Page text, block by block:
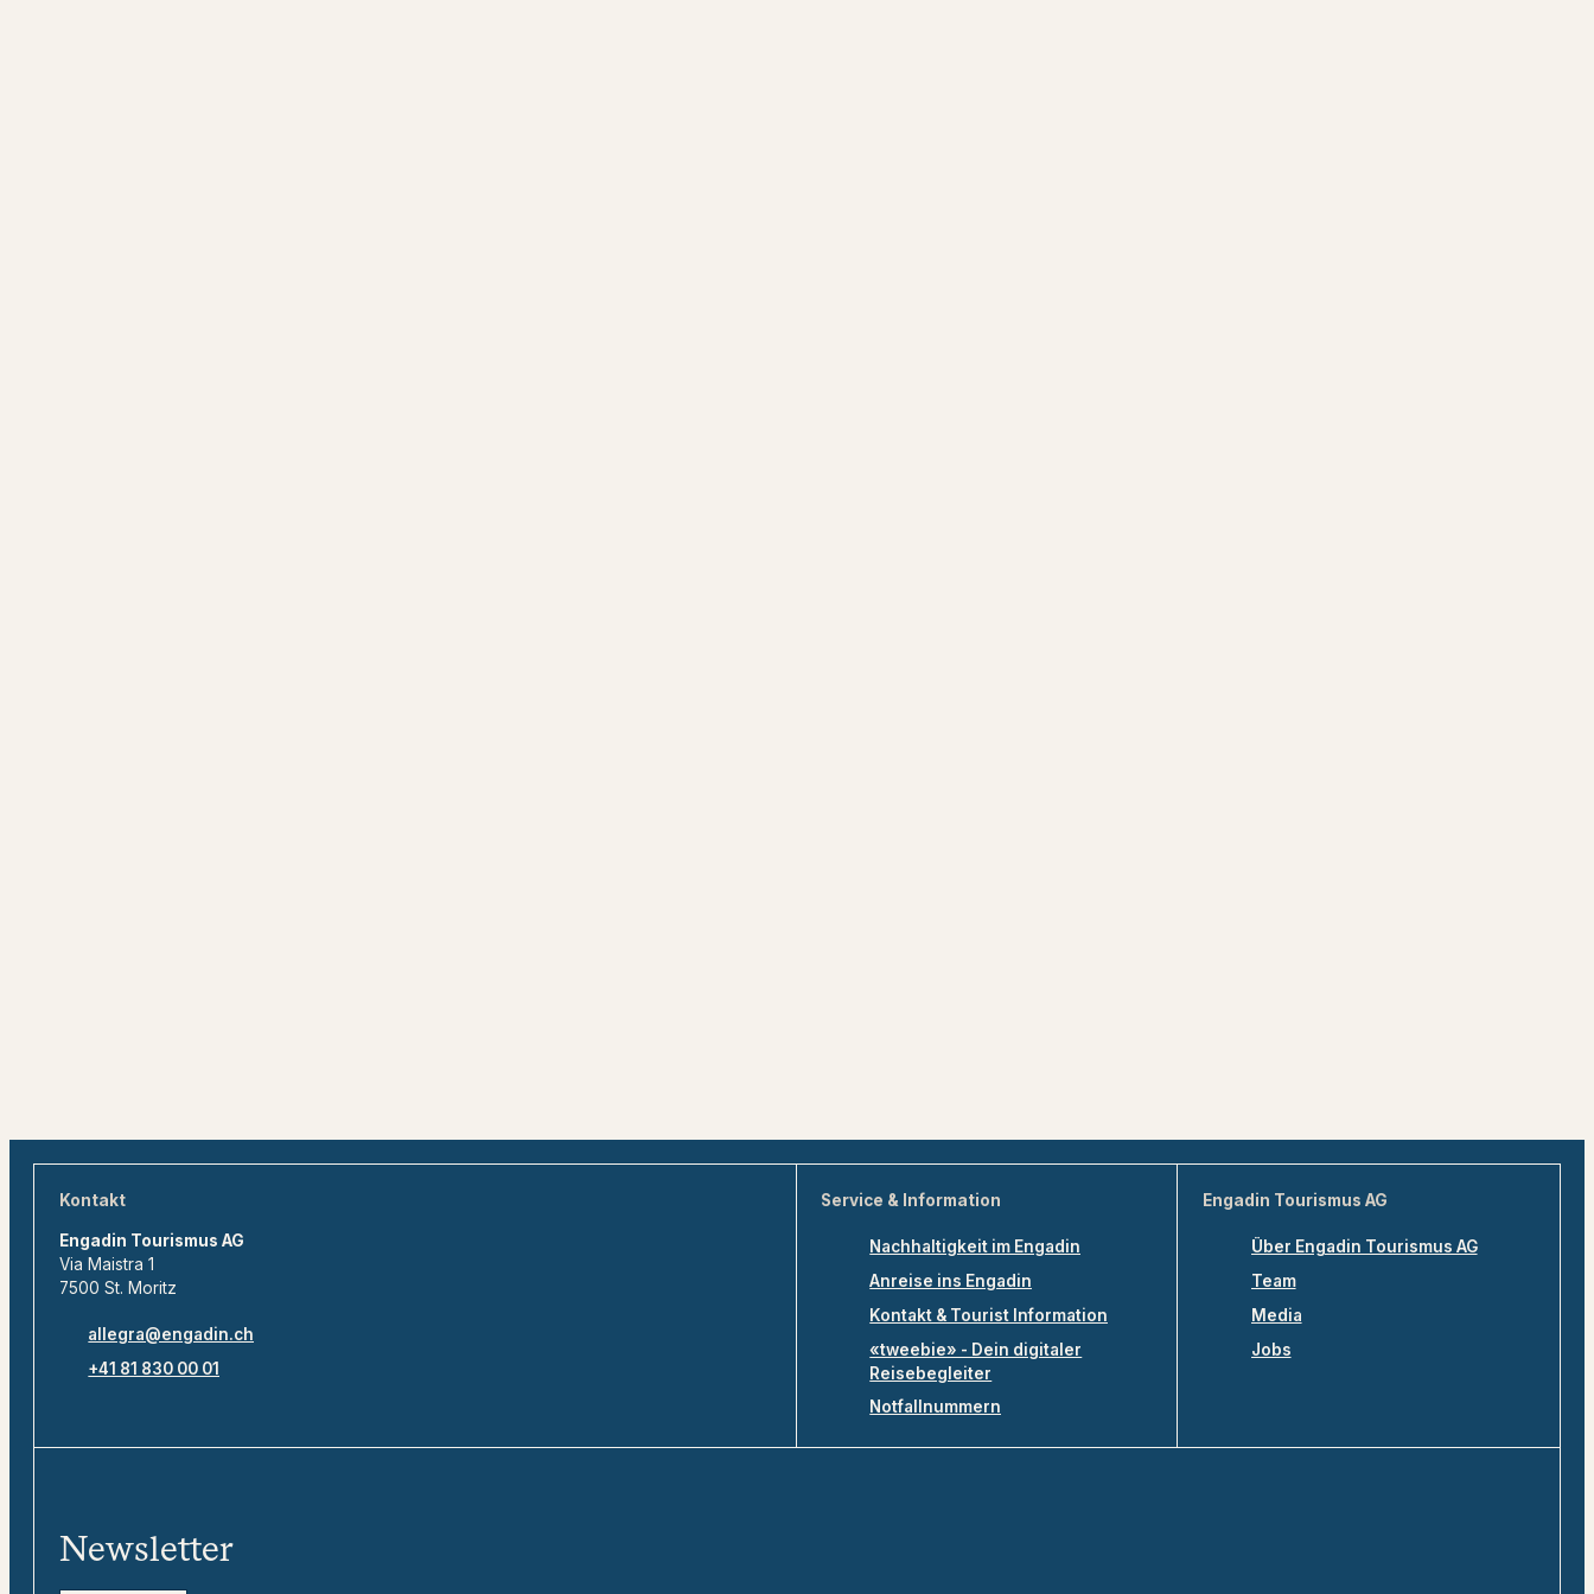
Kontakt
Engadin Tourismus AG
Via Maistra 1
7500 St. Moritz
allegra@engadin.ch
+41 81 830 00 01
Service & Information
Nachhaltigkeit im Engadin
Anreise ins Engadin
Kontakt & Tourist Information
«tweebie» - Dein digitaler
Reisebegleiter
Notfallnummern
Engadin Tourismus AG
Über Engadin Tourismus AG
Team
Media
Jobs
Newsletter